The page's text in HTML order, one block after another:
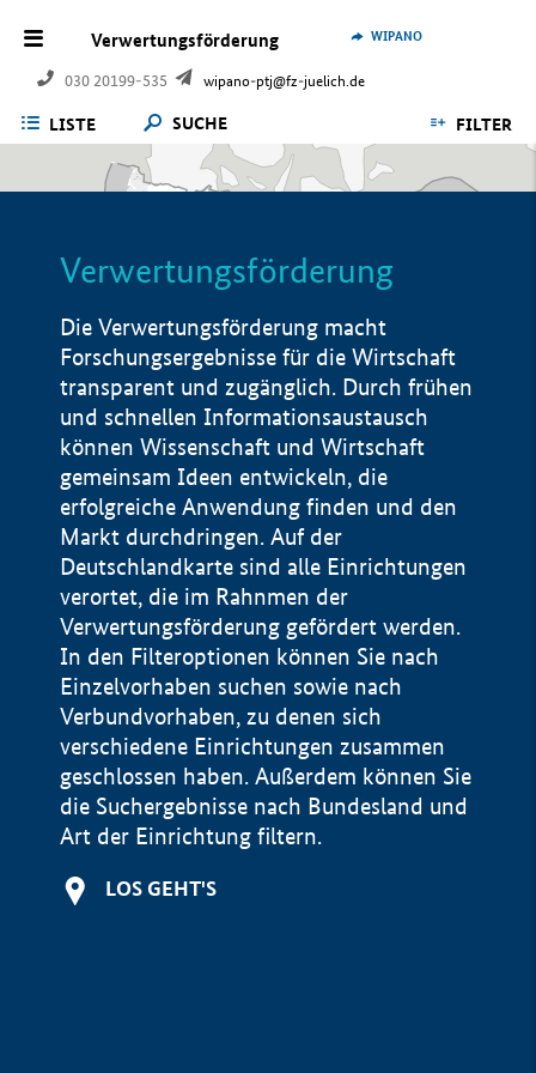
Verwertungsförderung
030 20199-535 wipano-ptj@fz-juelich.de
WIPANO
LISTE SUCHE FILTER
Verwertungsförderung
Die Verwertungsförderung macht
Forschungsergebnisse für die Wirtschaft
transparent und zugänglich. Durch frühen
und schnellen Informationsaustausch
können Wissenschaft und Wirtschaft
gemeinsam Ideen entwickeln, die
erfolgreiche Anwendung finden und den
Markt durchdringen. Auf der
Deutschlandkarte sind alle Einrichtungen
verortet, die im Rahnmen der
Verwertungsförderung gefördert werden.
In den Filteroptionen können Sie nach
Einzelvorhaben suchen sowie nach
Verbundvorhaben, zu denen sich
verschiedene Einrichtungen zusammen
geschlossen haben. Außerdem können Sie
die Suchergebnisse nach Bundesland und
Art der Einrichtung filtern.
LOS GEHT'S